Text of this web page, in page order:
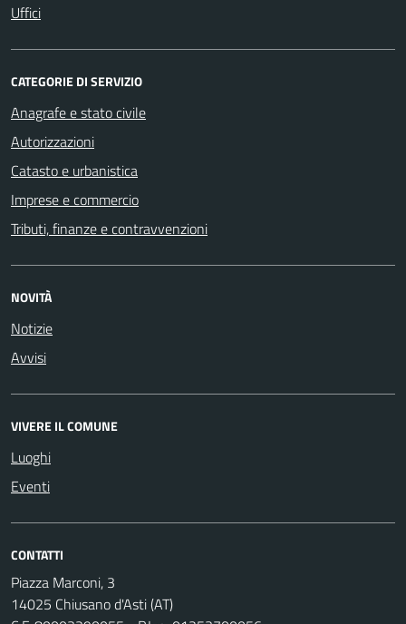
Uffici
CATEGORIE DI SERVIZIO
Anagrafe e stato civile
Autorizzazioni
Catasto e urbanistica
Imprese e commercio
Tributi, finanze e contravvenzioni
NOVITÀ
Notizie
Avvisi
VIVERE IL COMUNE
Luoghi
Eventi
CONTATTI
Piazza Marconi, 3
14025 Chiusano d'Asti (AT)